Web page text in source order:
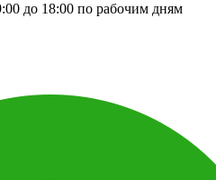
до 18:00 по рабочим дням